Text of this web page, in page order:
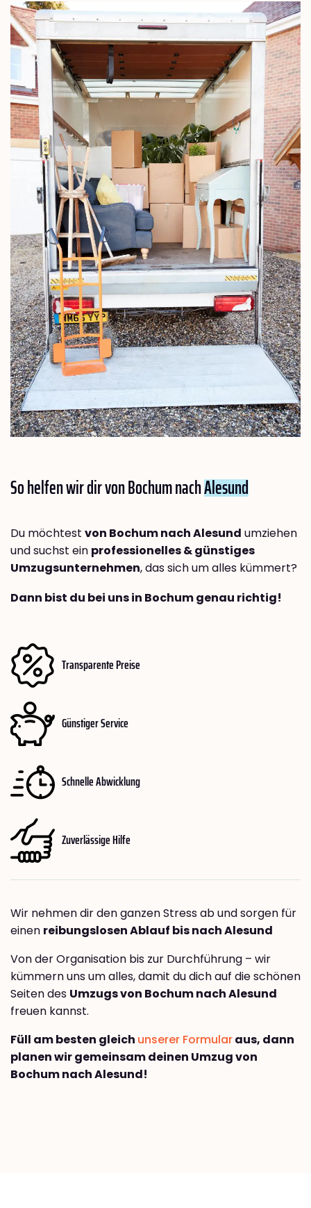
So helfen wir dir von Bochum nachAlesund
Du möchtest von Bochum nach Alesund umziehen
und suchst ein professionelles & günstiges
Umzugsunternehmen, das sich um alles kümmert?
Dann bist du bei uns in Bochum genau richtig!
Transparente Preise
Günstiger Service
Schnelle Abwicklung
Zuverlässige Hilfe
Wir nehmen dir den ganzen Stress ab und sorgen für
einen reibungslosen Ablauf bis nach Alesund
Von der Organisation bis zur Durchführung – wir
kümmern uns um alles, damit du dich auf die schönen
Seiten des Umzugs von Bochum nach Alesund
freuen kannst.
Füll am besten gleich unserer Formularaus, dann
planen wir gemeinsam deinen Umzug von
Bochum nach Alesund!